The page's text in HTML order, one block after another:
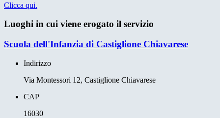
Clicca qui.
Luoghi in cui viene erogato il servizio
Scuola dell'Infanzia di Castiglione Chiavarese
Indirizzo
Via Montessori 12, Castiglione Chiavarese
CAP
16030